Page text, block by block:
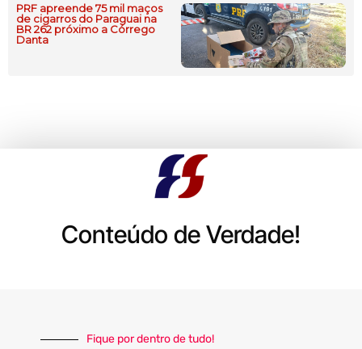
PRF apreende 75 mil maços
de cigarros do Paraguai na
BR 262 próximo a Córrego
Danta
Conteúdo de Verdade!
Fique por dentro de tudo!